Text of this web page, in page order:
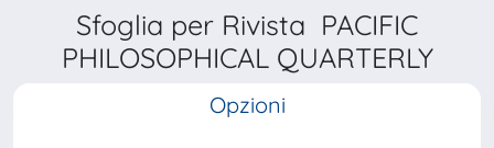
Sfoglia per Rivista PACIFIC
PHILOSOPHICAL QUARTERLY
Opzioni